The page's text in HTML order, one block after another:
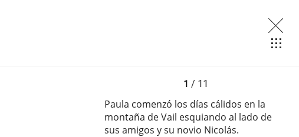
1 / 11
Paula comenzó los días cálidos en la
montaña de Vail esquiando al lado de
sus amigos y su novio Nicolás.